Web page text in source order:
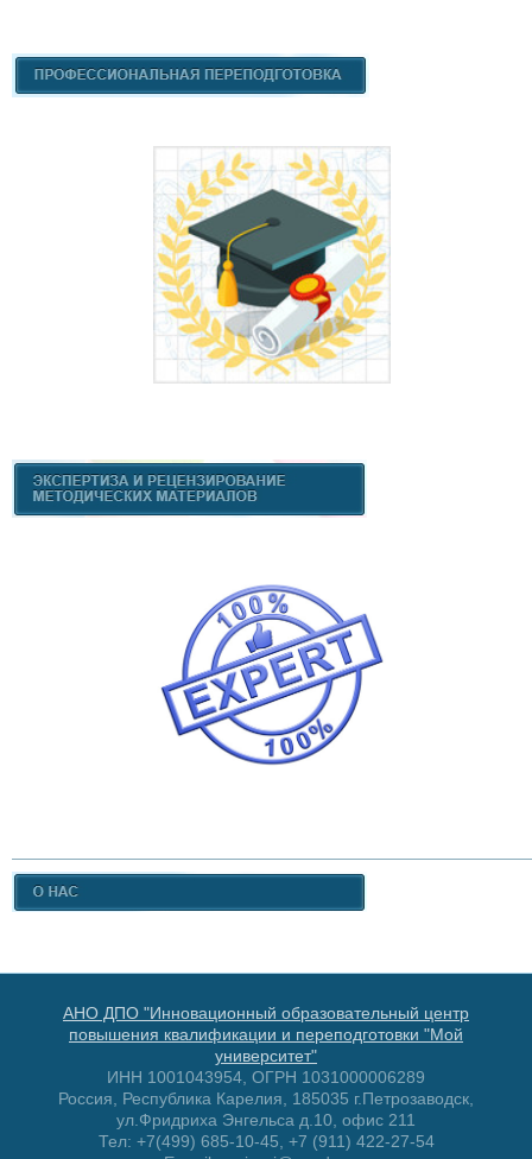
АНО ДПО "Инновационный образовательный центр
повышения квалификации и переподготовки "Мой
университет"
ИНН 1001043954, ОГРН 1031000006289
Россия, Республика Карелия, 185035 г.Петрозаводск,
ул.Фридриха Энгельса д.10, офис 211
Тел: +7(499) 685-10-45, +7 (911) 422-27-54